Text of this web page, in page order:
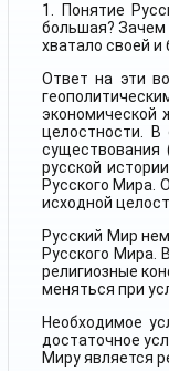
1. Понятие
большая? Зачем
хватало своей и
Ответ на эти
экономической
целостности.
существования
русской
Русского Мира.
исходной
Русский Мир
Русского Мира.
религиозные
меняться при
Необходимое
достаточное
Миру является